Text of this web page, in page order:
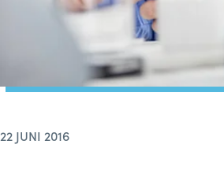
22 JUNI 2016